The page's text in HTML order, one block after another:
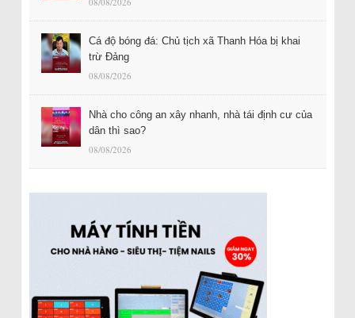
Cá độ bóng đá: Chủ tịch xã Thanh Hóa bị khai
trừ Đảng
08/08/2026
Nhà cho công an xây nhanh, nhà tái định cư của
dân thì sao?
08/08/2026